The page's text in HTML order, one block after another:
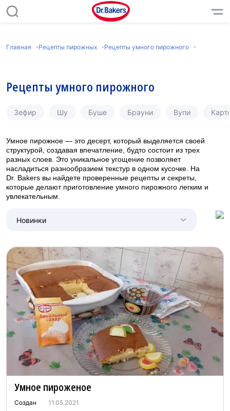
Главная Рецепты пирожных Рецепты умного пирожного
Рецепты умного пирожного
Зефир Шу Буше Брауни Вупи
Умное пирожное — это десерт, который выделяется своей
структурой, создавая впечатление, будто состоит из трех
разных слоев. Это уникальное угощение позволяет
насладиться разнообразием текстур в одном кусочке. На
Dr. Bakers вы найдете проверенные рецепты и секреты,
которые делают приготовление умного пирожного легким и
увлекательным.
Новинки
Умное пироженое
Создан 11.05.2021